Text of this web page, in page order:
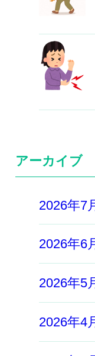
アーカイブ
2026年7
2026年6
2026年5
2026年4